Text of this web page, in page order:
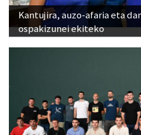
Kantujira, auzo-afaria eta
ospakizunei ekiteko